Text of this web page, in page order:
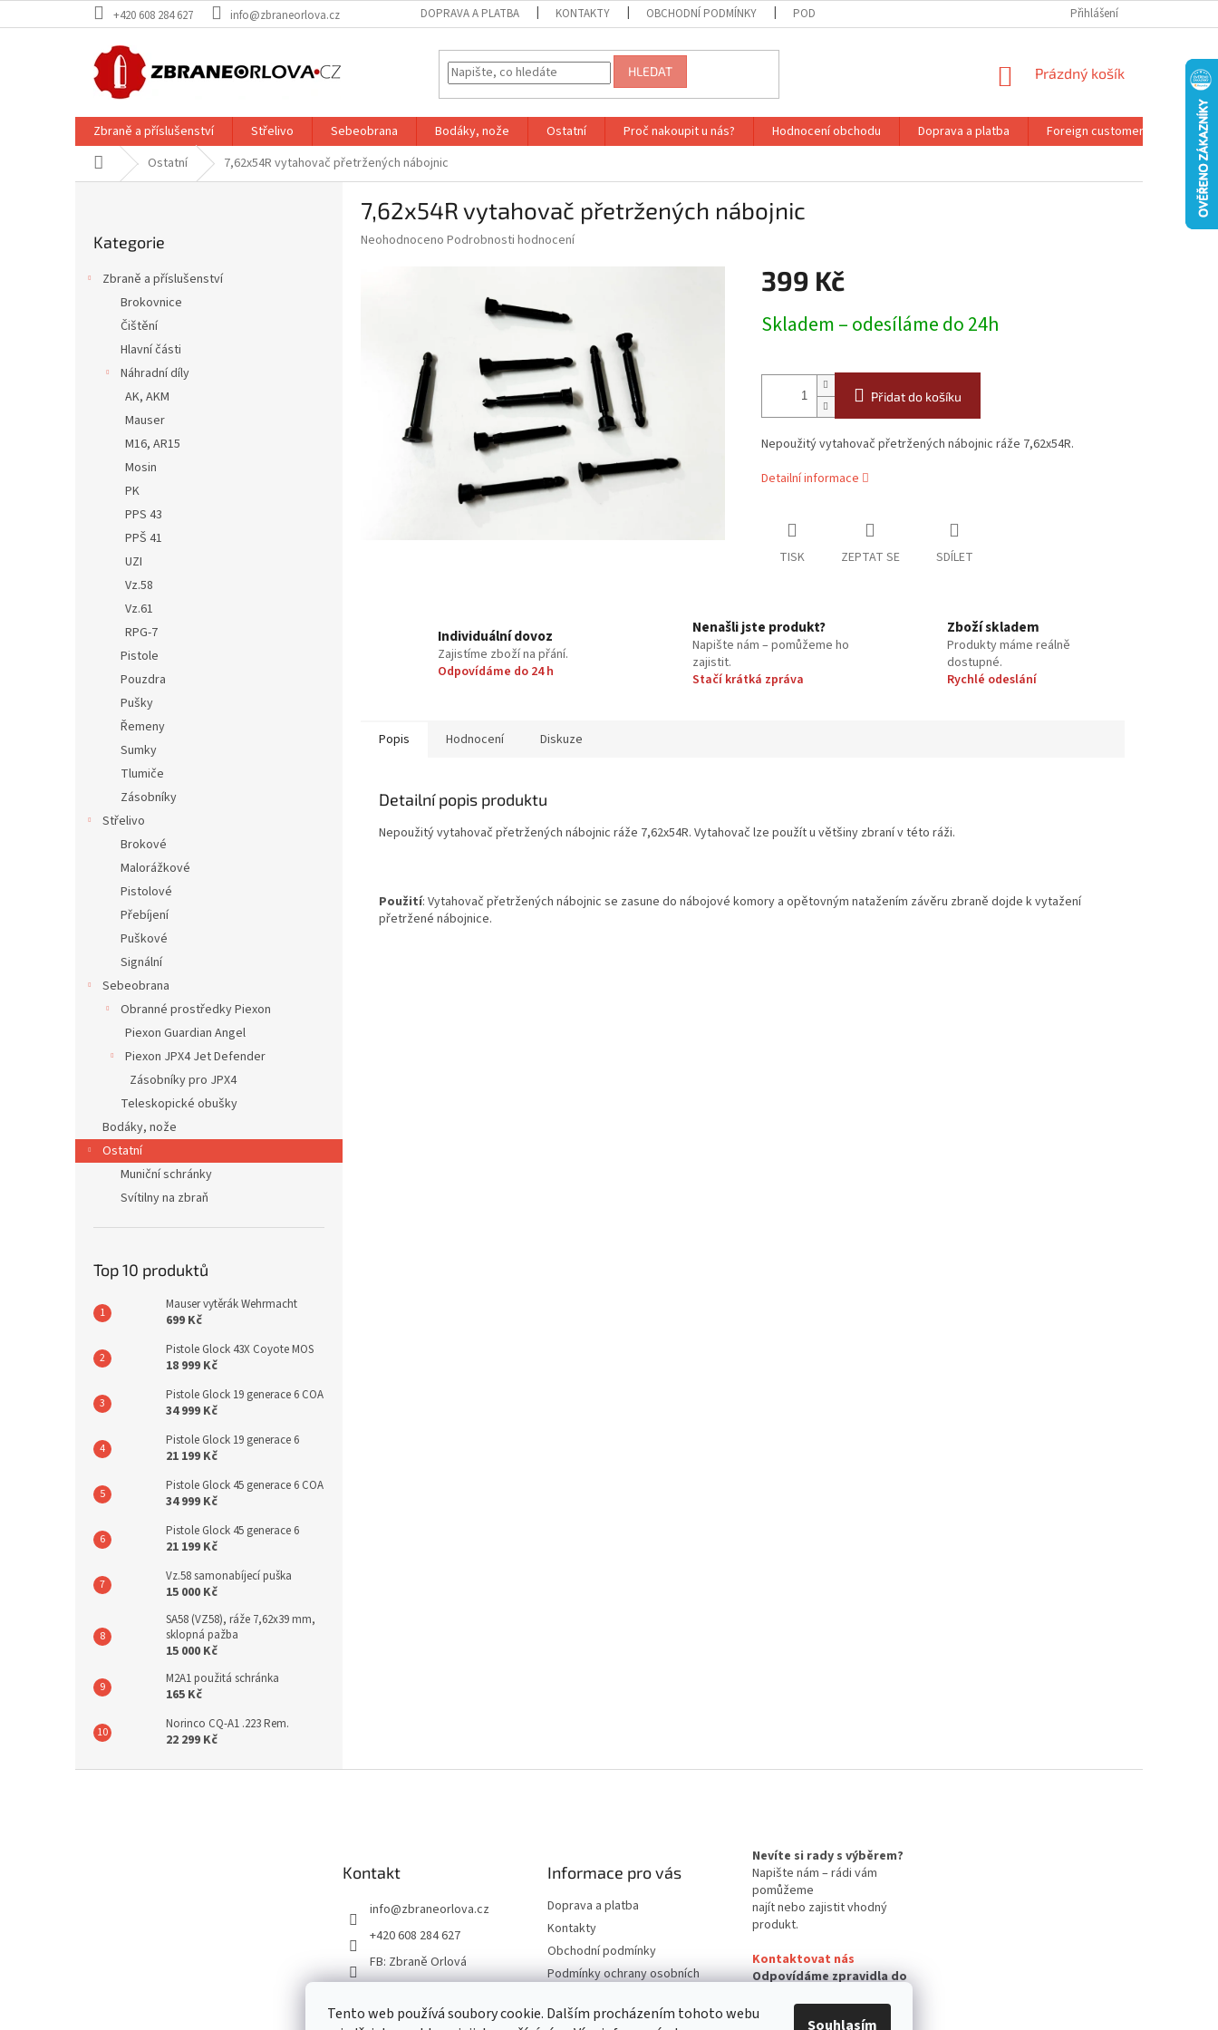
Tento web používá soubory cookie. Dalším procházením tohoto webu
Souhlasím
na
+420 608 284 627 info@zbraneorlova.cz DOPRAVA A PLATBA KONTAKTY OBCHODNÍ PODMÍNKY PODMÍNKY OCHRANY OSOBNÍCH ÚDAJŮ REKLAMAČNÍ ŘÁD
Přihlášení
HLEDAT
NÁKUPNÍ
Prázdný košík
Zbraně a příslušenství Střelivo Sebeobrana Bodáky, nože Ostatní Proč nakoupit u nás? Hodnocení obchodu Doprava a platba Foreign customers
Domů Ostatní 7,62x54R vytahovač přetržených nábojnic
kategorie
Kategorie
Zbraně a příslušenství
Brokovnice
Čištění
Hlavní části
Náhradní díly
AK, AKM
Mauser
M16, AR15
Mosin
PK
PPS 43
PPŠ 41
UZI
Vz.58
Vz.61
RPG-7
Pistole
Pouzdra
Pušky
Řemeny
Sumky
Tlumiče
Zásobníky
Střelivo
Brokové
Malorážkové
Pistolové
Přebíjení
Puškové
Signální
Sebeobrana
Obranné prostředky Piexon
Piexon Guardian Angel
Piexon JPX4 Jet Defender
Zásobníky pro JPX4
Teleskopické obušky
Bodáky, nože
Ostatní
Muniční schránky
Svítilny na zbraň
Top 10 produktů
Mauser vytěrák Wehrmacht
699 Kč
Pistole Glock 43X Coyote MOS
18 999 Kč
Pistole Glock 19 generace 6 COA
34 999 Kč
Pistole Glock 19 generace 6
21 199 Kč
Pistole Glock 45 generace 6 COA
34 999 Kč
Pistole Glock 45 generace 6
21 199 Kč
Vz.58 samonabíjecí puška
15 000 Kč
SA58 (VZ58), ráže 7,62x39 mm,
sklopná pažba
15 000 Kč
M2A1 použitá schránka
165 Kč
Norinco CQ-A1 .223 Rem.
22 299 Kč
7,62x54R vytahovač přetržených nábojnic
Průměrné
Neohodnoceno Podrobnosti hodnocení
399 Kč
cena:
Skladem – odesíláme do 24h
Přidat do košíku
Nepoužitý vytahovač přetržených nábojnic ráže 7,62x54R.
Detailní informace
TISK ZEPTAT SE SDÍLET
Individuální dovoz
Zajistíme zboží na přání.
Odpovídáme do 24 h
Nenašli jste produkt?
Napište nám – pomůžeme ho
zajistit.
Stačí krátká zpráva
Zboží skladem
Produkty máme reálně
dostupné.
Rychlé odeslání
Popis Hodnocení Diskuze
Detailní popis produktu
Nepoužitý vytahovač přetržených nábojnic ráže 7,62x54R. Vytahovač lze použít u většiny zbraní v této ráži.
Použití: Vytahovač přetržených nábojnic se zasune do nábojové komory a opětovným natažením závěru zbraně dojde k vytažení
přetržené nábojnice.
Kontakt
info@zbraneorlova.cz
+420 608 284 627
FB: Zbraně Orlová
Informace pro vás
Doprava a platba
Kontakty
Obchodní podmínky
Podmínky ochrany osobních
Reklamační řád
Nevíte si rady s výběrem?
Napište nám – rádi vám
pomůžeme
najít nebo zajistit vhodný
produkt.
Kontaktovat nás
Odpovídáme zpravidla do